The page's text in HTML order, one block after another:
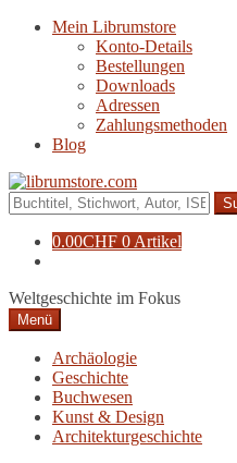
Navigation
Zum
Mein Librumstore
Konto-Details
Bestellungen
Downloads
Adressen
Zahlungsmethoden
Blog
Suche
nach:
0.00CHF 0 Artikel
Weltgeschichte im Fokus
Menü
Archäologie
Geschichte
Buchwesen
Kunst & Design
Architekturgeschichte